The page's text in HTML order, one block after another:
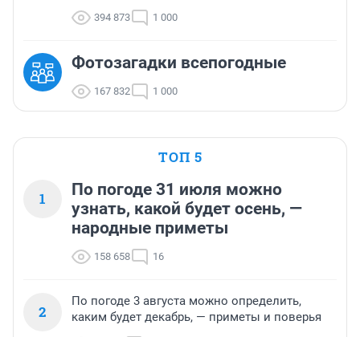
394 873 1 000
Фотозагадки всепогодные
167 832 1 000
ТОП 5
1
По погоде 31 июля можно
узнать, какой будет осень, —
народные приметы
158 658 16
2
По погоде 3 августа можно определить,
каким будет декабрь, — приметы и поверья